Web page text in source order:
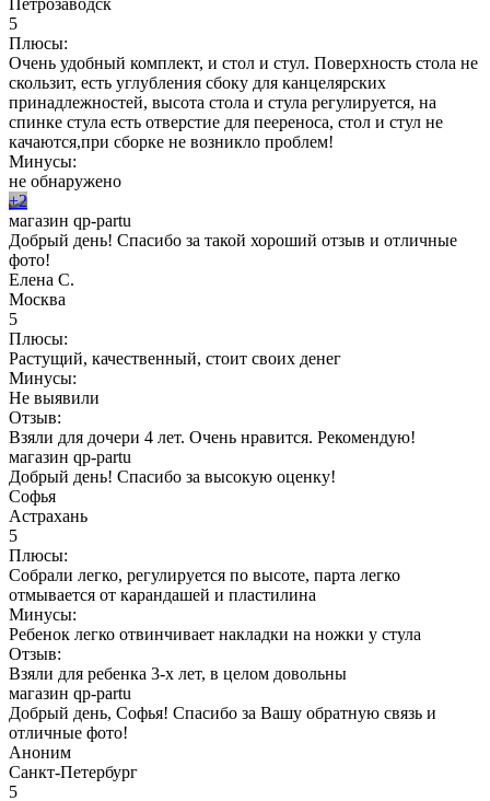
5
Плюсы:
Очень удобный комплект, и стол и стул. Поверхность стола не
скользит, есть углубления сбоку для канцелярских
принадлежностей, высота стола и стула регулируется, на
спинке стула есть отверстие для пеереноса, стол и стул не
качаются,при сборке не возникло проблем!
Минусы:
не обнаружено
+2
магазин qp-partu
Добрый день! Спасибо за такой хороший отзыв и отличные
фото!
Елена С.
Москва
5
Плюсы:
Растущий, качественный, стоит своих денег
Минусы:
Не выявили
Отзыв:
Взяли для дочери 4 лет. Очень нравится. Рекомендую!
магазин qp-partu
Добрый день! Спасибо за высокую оценку!
Софья
Астрахань
5
Плюсы:
Собрали легко, регулируется по высоте, парта легко
отмывается от карандашей и пластилина
Минусы:
Ребенок легко отвинчивает накладки на ножки у стула
Отзыв:
Взяли для ребенка 3-х лет, в целом довольны
магазин qp-partu
Добрый день, Софья! Спасибо за Вашу обратную связь и
отличные фото!
Аноним
Санкт-Петербург
5